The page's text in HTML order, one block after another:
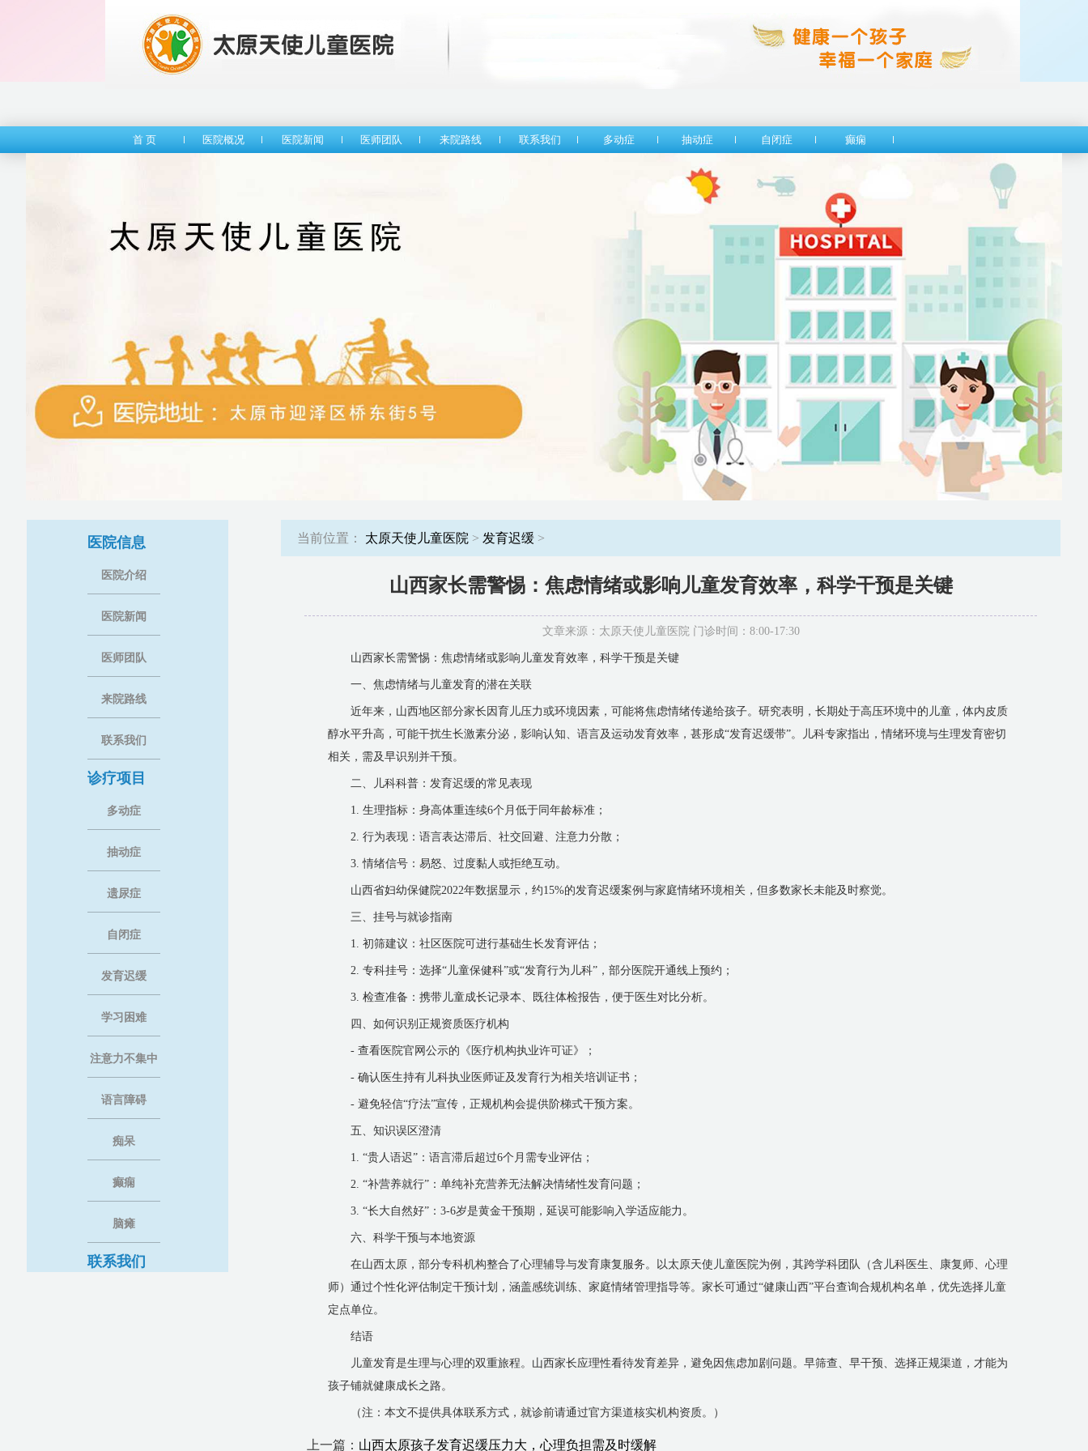
首 页 医院概况 医院新闻 医师团队 来院路线 联系我们 多动症 抽动症 自闭症 癫痫
医院信息
医院介绍
医院新闻
医师团队
来院路线
联系我们
诊疗项目
多动症
抽动症
遗尿症
自闭症
发育迟缓
学习困难
注意力不集中
语言障碍
痴呆
癫痫
脑瘫
联系我们
当前位置： 太原天使儿童医院 > 发育迟缓 >
山西家长需警惕：焦虑情绪或影响儿童发育效率，科学干预是关键
文章来源：太原天使儿童医院 门诊时间：8:00-17:30
山西家长需警惕：焦虑情绪或影响儿童发育效率，科学干预是关键
一、焦虑情绪与儿童发育的潜在关联
近年来，山西地区部分家长因育儿压力或环境因素，可能将焦虑情绪传递给孩子。研究表明，长期处于高压环境中的儿童，体内皮质
醇水平升高，可能干扰生长激素分泌，影响认知、语言及运动发育效率，甚形成“发育迟缓带”。儿科专家指出，情绪环境与生理发育密切
相关，需及早识别并干预。
二、儿科科普：发育迟缓的常见表现
1. 生理指标：身高体重连续6个月低于同年龄标准；
2. 行为表现：语言表达滞后、社交回避、注意力分散；
3. 情绪信号：易怒、过度黏人或拒绝互动。
山西省妇幼保健院2022年数据显示，约15%的发育迟缓案例与家庭情绪环境相关，但多数家长未能及时察觉。
三、挂号与就诊指南
1. 初筛建议：社区医院可进行基础生长发育评估；
2. 专科挂号：选择“儿童保健科”或“发育行为儿科”，部分医院开通线上预约；
3. 检查准备：携带儿童成长记录本、既往体检报告，便于医生对比分析。
四、如何识别正规资质医疗机构
- 查看医院官网公示的《医疗机构执业许可证》；
- 确认医生持有儿科执业医师证及发育行为相关培训证书；
- 避免轻信“疗法”宣传，正规机构会提供阶梯式干预方案。
五、知识误区澄清
1. “贵人语迟”：语言滞后超过6个月需专业评估；
2. “补营养就行”：单纯补充营养无法解决情绪性发育问题；
3. “长大自然好”：3-6岁是黄金干预期，延误可能影响入学适应能力。
六、科学干预与本地资源
在山西太原，部分专科机构整合了心理辅导与发育康复服务。以太原天使儿童医院为例，其跨学科团队（含儿科医生、康复师、心理
师）通过个性化评估制定干预计划，涵盖感统训练、家庭情绪管理指导等。家长可通过“健康山西”平台查询合规机构名单，优先选择儿童
定点单位。
结语
儿童发育是生理与心理的双重旅程。山西家长应理性看待发育差异，避免因焦虑加剧问题。早筛查、早干预、选择正规渠道，才能为
孩子铺就健康成长之路。
（注：本文不提供具体联系方式，就诊前请通过官方渠道核实机构资质。）
上一篇： 山西太原孩子发育迟缓压力大，心理负担需及时缓解